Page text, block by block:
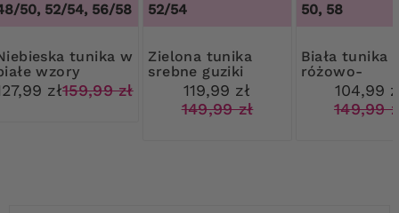
50, 52/54, 56/58
w
wzory
zł159,99 zł
52/54
Zielona tunika
srebne guziki
119,99 zł
149,99 zł
50, 58
Biała tunika
różowo-
kwiaty
104,99
149,99